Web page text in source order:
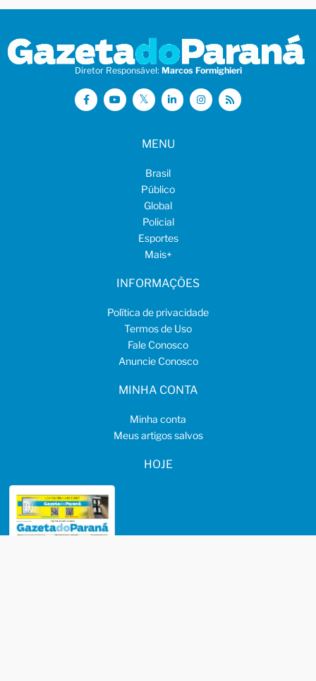
Diretor Responsável: Marcos Formighieri
MENU
Brasil
Público
Global
Policial
Esportes
Mais+
INFORMAÇÕES
Política de privacidade
Termos de Uso
Fale Conosco
Anuncie Conosco
MINHA CONTA
Minha conta
Meus artigos salvos
HOJE